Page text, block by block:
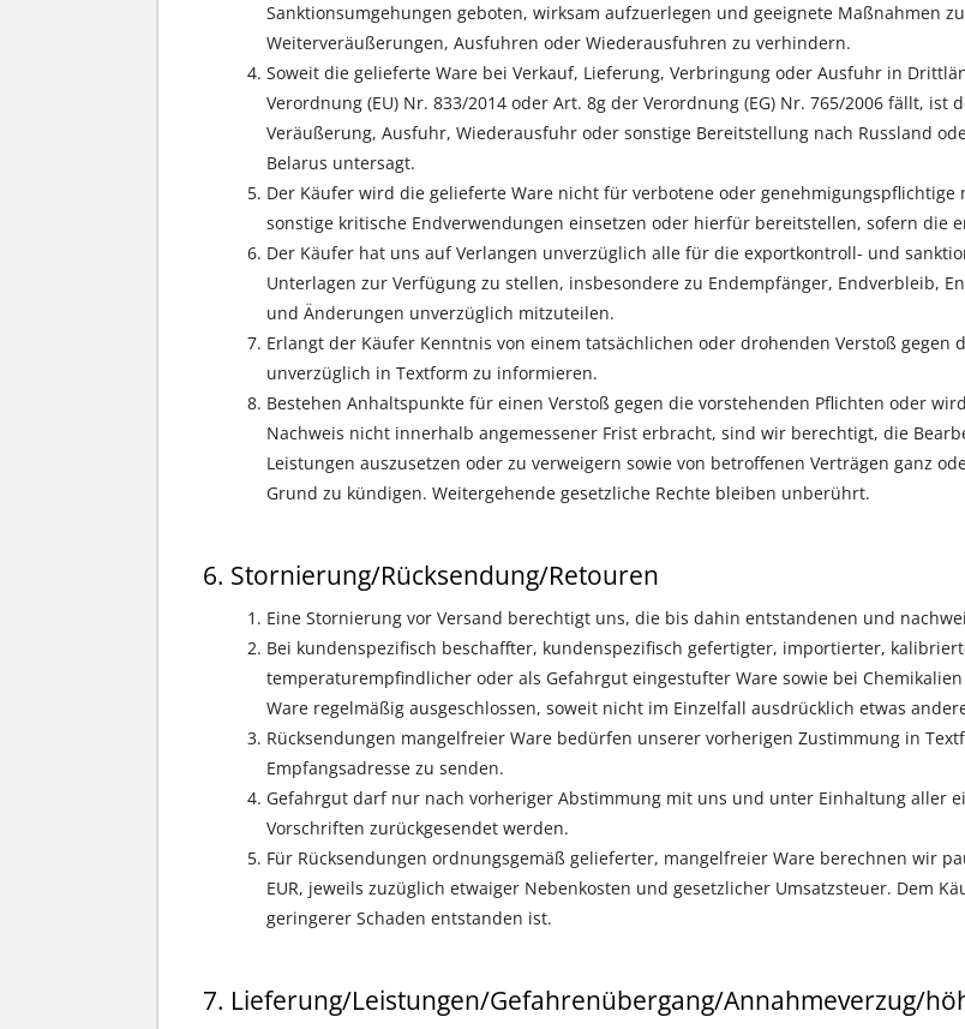
Sanktionsumgehungen geboten, wirksam aufzuerlegen und geeignete Maßnahmen
Weiterveräußerungen, Ausfuhren oder Wiederausfuhren zu verhindern.
Soweit die gelieferte Ware bei Verkauf, Lieferung, Verbringung oder Ausfuhr in
Verordnung (EU) Nr. 833/2014 oder Art. 8g der Verordnung (EG) Nr. 765/2006 fällt,
Veräußerung, Ausfuhr, Wiederausfuhr oder sonstige Bereitstellung nach Russland
Belarus untersagt.
Der Käufer wird die gelieferte Ware nicht für verbotene oder
sonstige kritische Endverwendungen einsetzen oder hierfür bereitstellen, sofern die
Der Käufer hat uns auf Verlangen unverzüglich alle für die exportkontroll- und
Unterlagen zur Verfügung zu stellen, insbesondere zu Endempfänger, Endverbleib,
und Änderungen unverzüglich mitzuteilen.
Erlangt der Käufer Kenntnis von einem tatsächlichen oder drohenden Verstoß
unverzüglich in Textform zu informieren.
Bestehen Anhaltspunkte für einen Verstoß gegen die vorstehenden Pflichten oder
Nachweis nicht innerhalb angemessener Frist erbracht, sind wir berechtigt, die
Leistungen auszusetzen oder zu verweigern sowie von betroffenen Verträgen ganz
Grund zu kündigen. Weitergehende gesetzliche Rechte bleiben unberührt.
Stornierung/Rücksendung/Retouren
Eine Stornierung vor Versand berechtigt uns, die bis dahin entstandenen und
Bei kundenspezifisch beschaffter, kundenspezifisch gefertigter, importierter,
temperaturempfindlicher oder als Gefahrgut eingestufter Ware sowie bei
Ware regelmäßig ausgeschlossen, soweit nicht im Einzelfall ausdrücklich etwas
Rücksendungen mangelfreier Ware bedürfen unserer vorherigen Zustimmung in
Empfangsadresse zu senden.
Gefahrgut darf nur nach vorheriger Abstimmung mit uns und unter Einhaltung aller
Vorschriften zurückgesendet werden.
Für Rücksendungen ordnungsgemäß gelieferter, mangelfreier Ware berechnen wir
EUR, jeweils zuzüglich etwaiger Nebenkosten und gesetzlicher Umsatzsteuer. Dem
geringerer Schaden entstanden ist.
Lieferung/Leistungen/Gefahrenübergang/Annahmeverzug/